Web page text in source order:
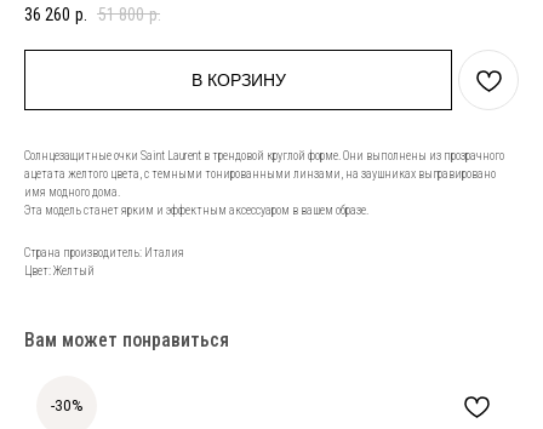
36 260 р. 51 800 р.
В КОРЗИНУ
Солнцезащитные очки Saint Laurent в трендовой круглой форме. Они выполнены из прозрачного
ацетата желтого цвета, с темными тонированными линзами, на заушниках выгравировано
имя модного дома.
Эта модель станет ярким и эффектным аксессуаром в вашем образе.
Страна производитель: Италия
Цвет: Желтый
Вам может понравиться
-30%